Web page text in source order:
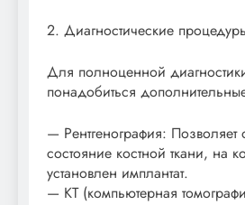
2. Диагностические
Для полноценной
понадобиться
— Рентгенография: Позволяет
состояние костной ткани, на
установлен имплантат.
— КТ (компьютерная